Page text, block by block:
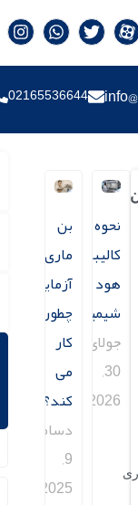
02165536644
نحوه
کالیبراسیون
هود
شیمیایی
جولای
30,
2026
بن
ماری
آزمایشگاهی
چطور
کار
می
کند؟
دسامبر
9,
2025